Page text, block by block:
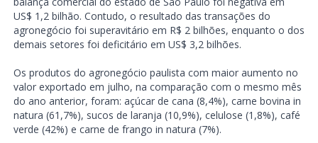
US$ 1,2 bilhão. Contudo, o resultado das transações do
agronegócio foi superavitário em R$ 2 bilhões, enquanto o dos
demais setores foi deficitário em US$ 3,2 bilhões.
Os produtos do agronegócio paulista com maior aumento no
valor exportado em julho, na comparação com o mesmo mês
do ano anterior, foram: açúcar de cana (8,4%), carne bovina in
natura (61,7%), sucos de laranja (10,9%), celulose (1,8%), café
verde (42%) e carne de frango in natura (7%).